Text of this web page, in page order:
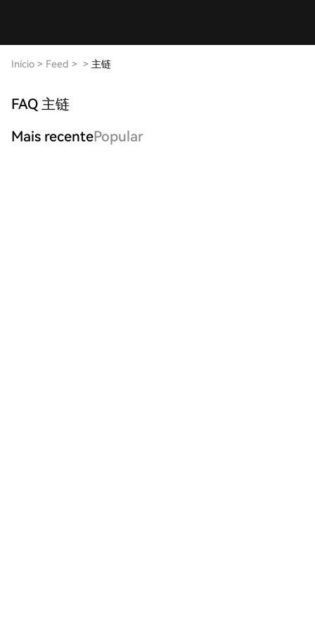
Início > Feed > > 主链
FAQ 主链
Mais recentePopular